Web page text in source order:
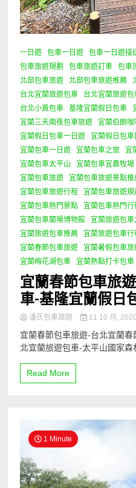
一日遊 包車一日遊 包車一日遊接
包車旅遊規劃
包車旅遊訂車 包車
北部包車旅遊
北部包車旅遊推薦
台北宜蘭旅遊包車
台北宜蘭旅遊包
台北小黃包車
基隆宜蘭假日包車
宜蘭三天兩夜包車旅遊
宜蘭伯朗
宜蘭假日包車一日遊
宜蘭假日包
宜蘭包車一日遊
宜蘭包車之旅 宜
宜蘭包車太平山
宜蘭包車宜農牧場
宜蘭包車旅遊
宜蘭包車旅遊景點推
宜蘭包車旅遊行程
宜蘭包車旅遊規
宜蘭包車熱門景點
宜蘭包車熱門行
宜蘭包車蘭陽博物館
宜蘭旅遊包車
宜蘭旅遊包車推薦
宜蘭旅遊包車行
宜蘭春節包車旅遊
宜蘭暑假包車旅
宜蘭梅花湖包車
宜蘭熱點打卡包車
宜蘭春節包車旅
車-基隆宜蘭假日
潘氏包車旅遊 11 10 月, 2020
宜蘭春節包車旅遊-台北宜蘭
北宜蘭旅遊包車-太平山國家森
Read More
1 Minute